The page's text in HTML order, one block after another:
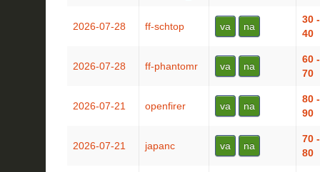
2026-07-28 ff-schtop va na
30 -
40
2026-07-28 ff-phantomr va na
60 -
70
2026-07-21 openfirer va na
80 -
90
2026-07-21 japanc va na
70 -
80